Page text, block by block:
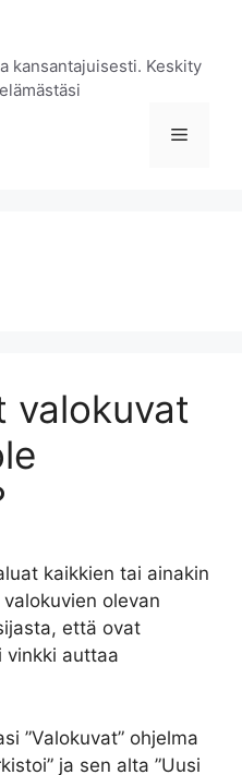
kansantajuisesti. Keskity
Valikko
valokuvat
kaikkien tai ainakin
olevan
että ovat
vinkki auttaa
”Valokuvat” ohjelma
ja sen alta ”Uusi